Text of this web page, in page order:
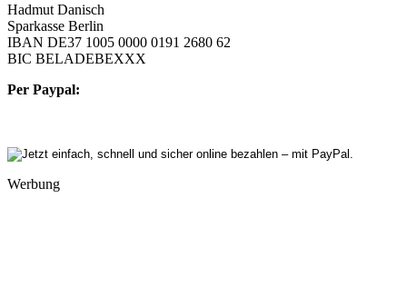
Hadmut Danisch
Sparkasse Berlin
IBAN DE37 1005 0000 0191 2680 62
BIC BELADEBEXXX
Per Paypal:
Werbung